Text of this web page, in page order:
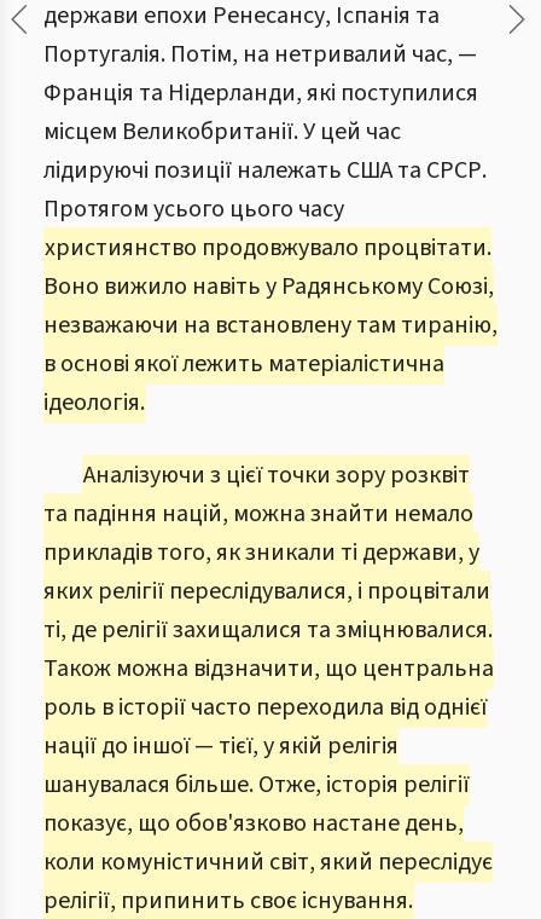
держави епохи Ренесансу, Іспанія та
Португалія. Потім, на нетривалий час, —
Франція та Нідерланди, які поступилися
місцем Великобританії. У цей час
лідируючі позиції належать США та СРСР.
Протягом усього цього часу
християнство продовжувало процвітати.
Воно вижило навіть у Радянському Союзі,
незважаючи на встановлену там тиранію,
в основі якої лежить матеріалістична
ідеологія.
Аналізуючи з цієї точки зору розквіт
та падіння націй, можна знайти немало
прикладів того, як зникали ті держави, у
яких релігії переслідувалися, і процвітали
ті, де релігії захищалися та зміцнювалися.
Також можна відзначити, що центральна
роль в історії часто переходила від однієї
нації до іншої — тієї, у якій релігія
шанувалася більше. Отже, історія релігії
показує, що обов'язково настане день,
коли комуністичний світ, який переслідує
релігії, припинить своє існування.